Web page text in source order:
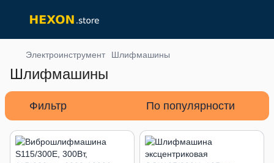
Электроинструмент Шлифмашины
Шлифмашины
Фильтр По популярности